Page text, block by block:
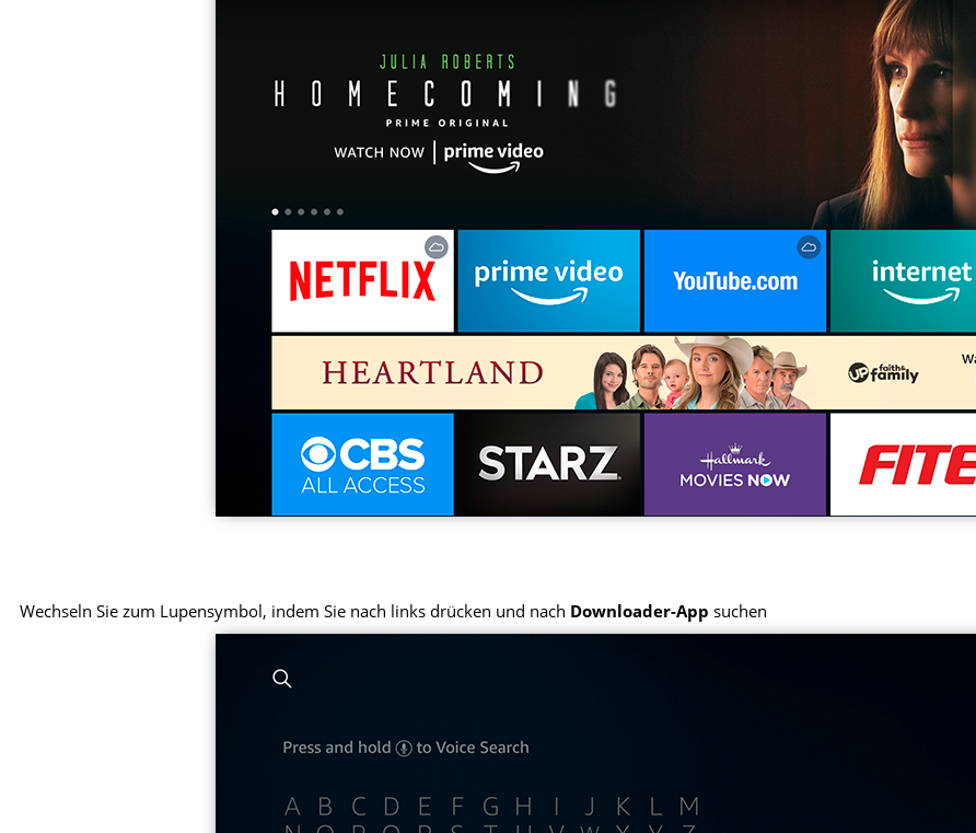
Wechseln Sie zum Lupensymbol, indem Sie nach links drücken und nach Downloader-App suchen